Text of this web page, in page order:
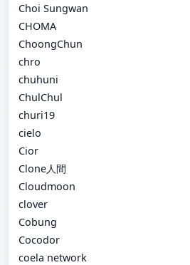
Choi Sungwan
CHOMA
ChoongChun
chro
chuhuni
ChulChul
churi19
cielo
Cior
Clone人間
Cloudmoon
clover
Cobung
Cocodor
coela network